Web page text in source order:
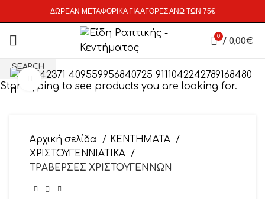
ΔΩΡΕΑΝ ΜΕΤΑΦΟΡΙΚΑ ΓΙΑ ΑΓΟΡΕΣ ΑΝΩ ΤΩΝ 75€
0 / 0,00€
Click to enlarge
Αρχική σελίδα
ΚΕΝΤΗΜΑΤΑ
ΧΡΙΣΤΟΥΓΕΝΝΙΑΤΙΚΑ
ΤΡΑΒΕΡΣΕΣ ΧΡΙΣΤΟΥΓΕΝΝΩΝ
SEARCH
Start typing to see products you are looking for.